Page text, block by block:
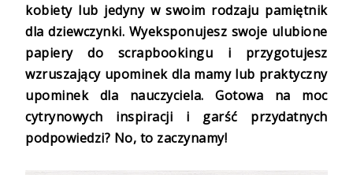
kobiety lub jedyny w swoim rodzaju pamiętnik
dla dziewczynki. Wyeksponujesz swoje ulubione
papiery do scrapbookingu i przygotujesz
wzruszający upominek dla mamy lub praktyczny
upominek dla nauczyciela. Gotowa na moc
cytrynowych inspiracji i garść przydatnych
podpowiedzi? No, to zaczynamy!